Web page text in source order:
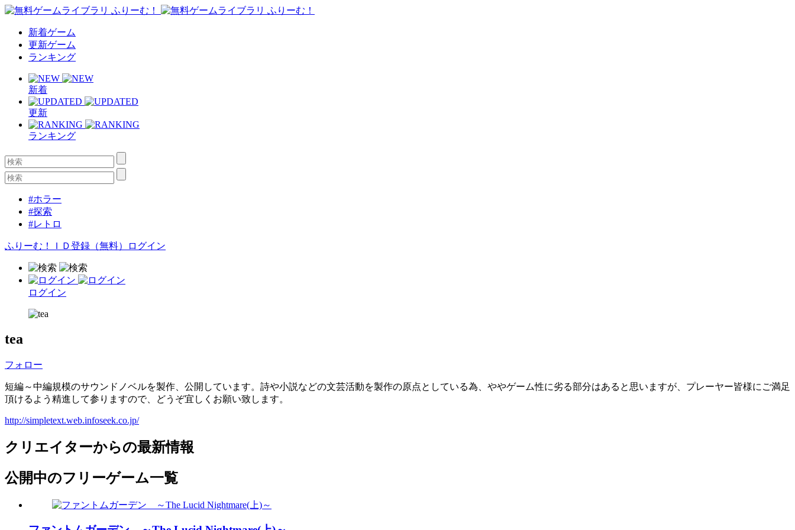
新着ゲーム
更新ゲーム
ランキング
新着
更新
ランキング
#ホラー
#探索
#レトロ
ふりーむ！ＩＤ登録（無料） ログイン
ログイン
tea
フォロー
短編～中編規模のサウンドノベルを製作、公開しています。詩や小説などの文芸活動を製作の原点としている為、ややゲーム性に劣る部分はあると思いますが、プレーヤー皆様にご満足
頂けるよう精進して参りますので、どうぞ宜しくお願い致します。
http://simpletext.web.infoseek.co.jp/
クリエイターからの最新情報
公開中のフリーゲーム一覧